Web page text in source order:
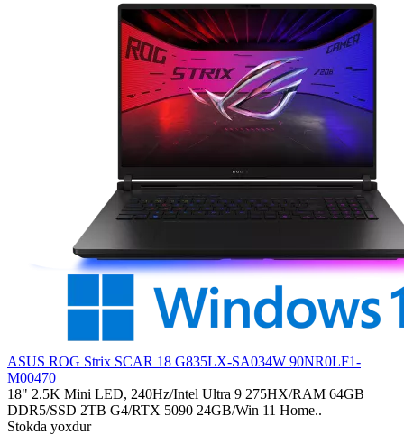
ASUS ROG Strix SCAR 18 G835LX-SA034W 90NR0LF1-
M00470
18" 2.5K Mini LED, 240Hz/Intel Ultra 9 275HX/RAM 64GB
DDR5/SSD 2TB G4/RTX 5090 24GB/Win 11 Home..
Stokda yoxdur